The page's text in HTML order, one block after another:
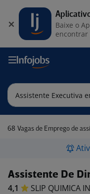
68 Vagas de Emprego de assistente
Assistente De
4,1 SLIP QUIMICA
Baixe o
encontrar